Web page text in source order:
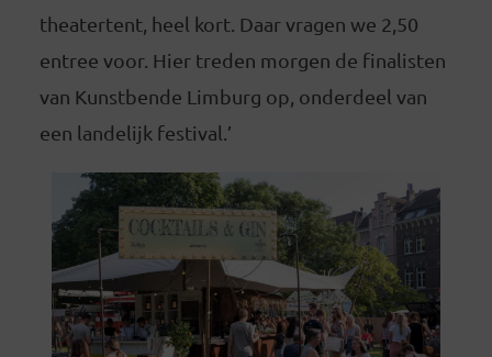
theatertent, heel kort. Daar vragen we 2,50
entree voor. Hier treden morgen de finalisten
van Kunstbende Limburg op, onderdeel van
een landelijk festival.’